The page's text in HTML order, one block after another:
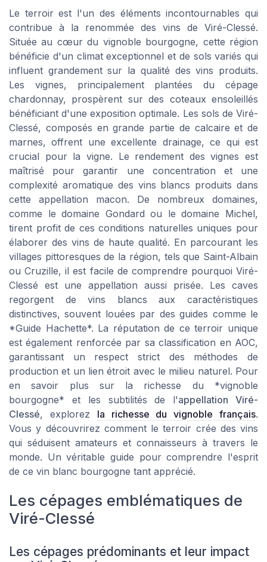
Le terroir est l'un des éléments incontournables qui
contribue à la renommée des vins de Viré-Clessé.
Située au cœur du vignoble bourgogne, cette région
bénéficie d'un climat exceptionnel et de sols variés qui
influent grandement sur la qualité des vins produits.
Les vignes, principalement plantées du cépage
chardonnay, prospèrent sur des coteaux ensoleillés
bénéficiant d'une exposition optimale. Les sols de Viré-
Clessé, composés en grande partie de calcaire et de
marnes, offrent une excellente drainage, ce qui est
crucial pour la vigne. Le rendement des vignes est
maîtrisé pour garantir une concentration et une
complexité aromatique des vins blancs produits dans
cette appellation macon. De nombreux domaines,
comme le domaine Gondard ou le domaine Michel,
tirent profit de ces conditions naturelles uniques pour
élaborer des vins de haute qualité. En parcourant les
villages pittoresques de la région, tels que Saint-Albain
ou Cruzille, il est facile de comprendre pourquoi Viré-
Clessé est une appellation aussi prisée. Les caves
regorgent de vins blancs aux caractéristiques
distinctives, souvent louées par des guides comme le
*Guide Hachette*. La réputation de ce terroir unique
est également renforcée par sa classification en AOC,
garantissant un respect strict des méthodes de
production et un lien étroit avec le milieu naturel. Pour
en savoir plus sur la richesse du *vignoble
bourgogne* et les subtilités de l'appellation Viré-
Clessé, explorez la richesse du vignoble français.
Vous y découvrirez comment le terroir crée des vins
qui séduisent amateurs et connaisseurs à travers le
monde. Un véritable guide pour comprendre l'esprit
de ce vin blanc bourgogne tant apprécié.
Les cépages emblématiques de
Viré-Clessé
Les cépages prédominants et leur impact